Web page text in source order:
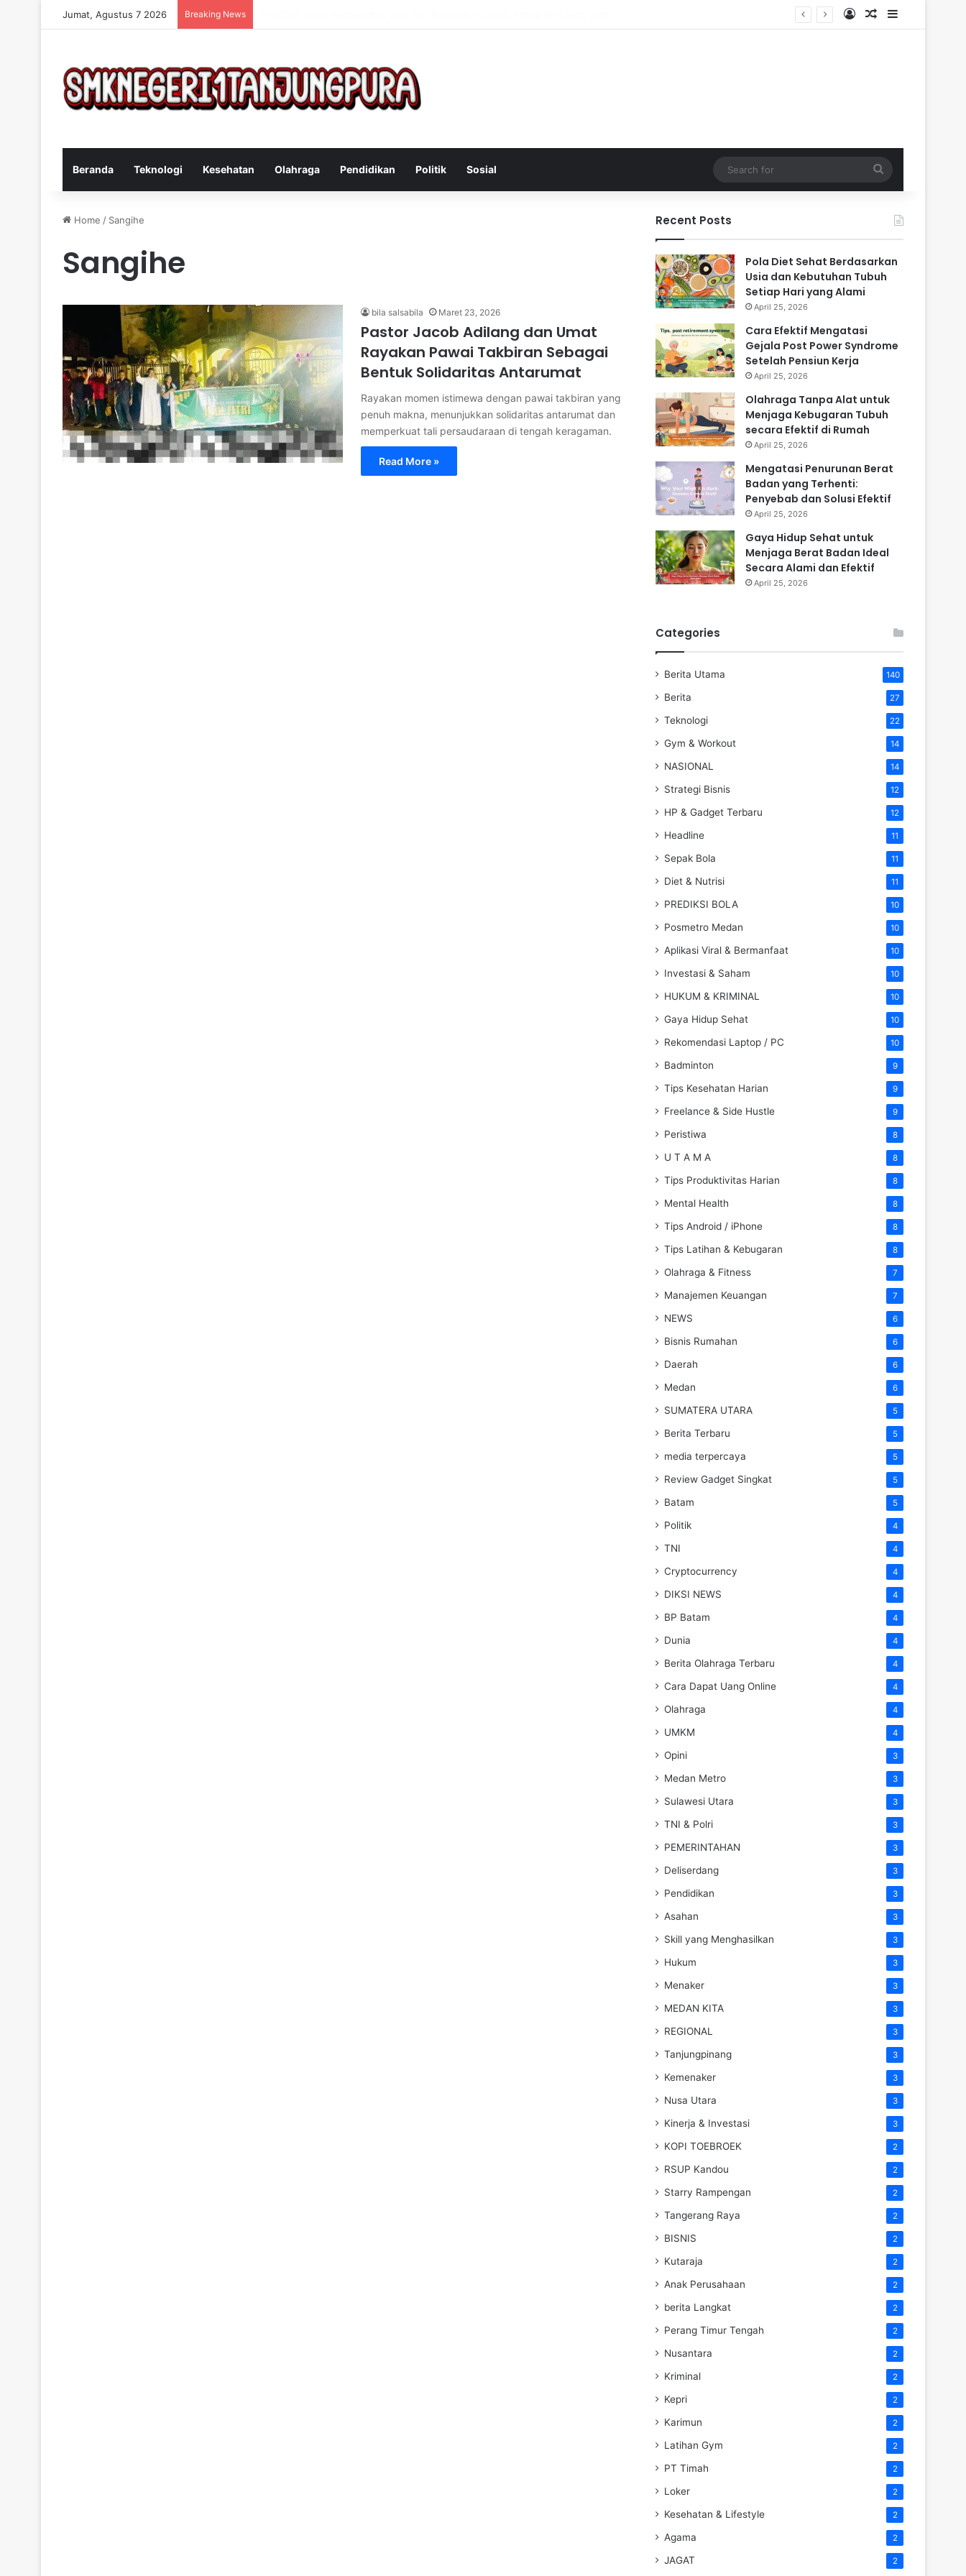
Jumat, Agustus 7 2026 Breaking News Log InRandom Article
Sidebar
Beranda Teknologi Kesehatan Olahraga Pendidikan Politik Sosial
for
Home / Sangihe
Sangihe
bila salsabila Maret 23, 2026
Pastor Jacob Adilang dan Umat
Rayakan Pawai Takbiran Sebagai
Bentuk Solidaritas Antarumat
Rayakan momen istimewa dengan pawai takbiran yang
penuh makna, menunjukkan solidaritas antarumat dan
memperkuat tali persaudaraan di tengah keragaman.
Read More »
Recent Posts
Pola Diet Sehat Berdasarkan
Usia dan Kebutuhan Tubuh
Setiap Hari yang Alami
April 25, 2026
Cara Efektif Mengatasi
Gejala Post Power Syndrome
Setelah Pensiun Kerja
April 25, 2026
Olahraga Tanpa Alat untuk
Menjaga Kebugaran Tubuh
secara Efektif di Rumah
April 25, 2026
Mengatasi Penurunan Berat
Badan yang Terhenti:
Penyebab dan Solusi Efektif
April 25, 2026
Gaya Hidup Sehat untuk
Menjaga Berat Badan Ideal
Secara Alami dan Efektif
April 25, 2026
Categories
Berita Utama 140
Berita 27
Teknologi 22
Gym & Workout 14
NASIONAL 14
Strategi Bisnis 12
HP & Gadget Terbaru 12
Headline 11
Sepak Bola 11
Diet & Nutrisi 11
PREDIKSI BOLA 10
Posmetro Medan 10
Aplikasi Viral & Bermanfaat 10
Investasi & Saham 10
HUKUM & KRIMINAL 10
Gaya Hidup Sehat 10
Rekomendasi Laptop / PC 10
Badminton 9
Tips Kesehatan Harian 9
Freelance & Side Hustle 9
Peristiwa 8
U T A M A 8
Tips Produktivitas Harian 8
Mental Health 8
Tips Android / iPhone 8
Tips Latihan & Kebugaran 8
Olahraga & Fitness 7
Manajemen Keuangan 7
NEWS 6
Bisnis Rumahan 6
Daerah 6
Medan 6
SUMATERA UTARA 5
Berita Terbaru 5
media terpercaya 5
Review Gadget Singkat 5
Batam 5
Politik 4
TNI 4
Cryptocurrency 4
DIKSI NEWS 4
BP Batam 4
Dunia 4
Berita Olahraga Terbaru 4
Cara Dapat Uang Online 4
Olahraga 4
UMKM 4
Opini 3
Medan Metro 3
Sulawesi Utara 3
TNI & Polri 3
PEMERINTAHAN 3
Deliserdang 3
Pendidikan 3
Asahan 3
Skill yang Menghasilkan 3
Hukum 3
Menaker 3
MEDAN KITA 3
REGIONAL 3
Tanjungpinang 3
Kemenaker 3
Nusa Utara 3
Kinerja & Investasi 3
KOPI TOEBROEK 2
RSUP Kandou 2
Starry Rampengan 2
Tangerang Raya 2
BISNIS 2
Kutaraja 2
Anak Perusahaan 2
berita Langkat 2
Perang Timur Tengah 2
Nusantara 2
Kriminal 2
Kepri 2
Karimun 2
Latihan Gym 2
PT Timah 2
Loker 2
Kesehatan & Lifestyle 2
Agama 2
JAGAT 2